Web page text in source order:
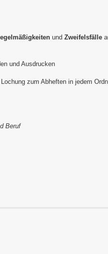
und Zweifelsfälle
und Ausdrucken
zum Abheften in jedem
Beruf